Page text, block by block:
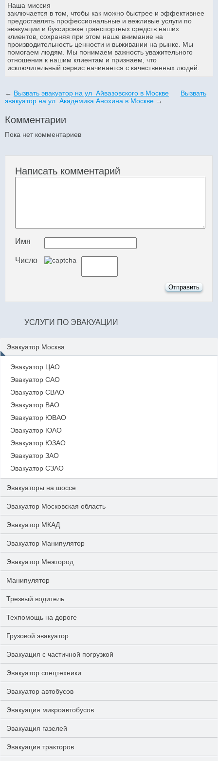
Наша миссия
заключается в том, чтобы как можно быстрее и эффективнее
предоставлять профессиональные и вежливые услуги по
эвакуации и буксировке транспортных средств наших
клиентов, сохраняя при этом наше внимание на
производительность ценности и выживании на рынке. Мы
помогаем людям. Мы понимаем важность уважительного
отношения к нашим клиентам и признаем, что
исключительный сервис начинается с качественных людей.
← Вызвать эвакуатор на ул Айвазовского в Москве
Вызвать
эвакуатор на ул Академика Анохина в Москве →
Комментарии
Пока нет комментариев
Написать комментарий
Имя
Число
УСЛУГИ ПО ЭВАКУАЦИИ
Эвакуатор Москва
Эвакуатор ЦАО
Эвакуатор САО
Эвакуатор СВАО
Эвакуатор ВАО
Эвакуатор ЮВАО
Эвакуатор ЮАО
Эвакуатор ЮЗАО
Эвакуатор ЗАО
Эвакуатор СЗАО
Эвакуаторы на шоссе
Эвакуатор Московская область
Эвакуатор МКАД
Эвакуатор Манипулятор
Эвакуатор Межгород
Манипулятор
Трезвый водитель
Техпомощь на дороге
Грузовой эвакуатор
Эвакуация с частичной погрузкой
Эвакуатор спецтехники
Эвакуатор автобусов
Эвакуация микроавтобусов
Эвакуация газелей
Эвакуация тракторов